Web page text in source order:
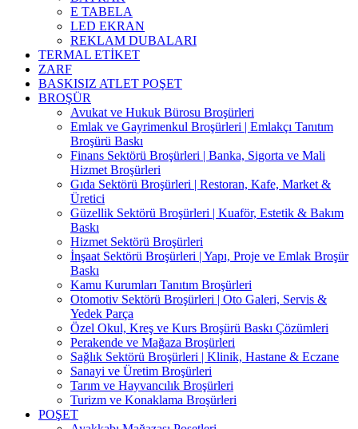
E TABELA
LED EKRAN
REKLAM DUBALARI
TERMAL ETİKET
ZARF
BASKISIZ ATLET POŞET
BROŞÜR
Avukat ve Hukuk Bürosu Broşürleri
Emlak ve Gayrimenkul Broşürleri | Emlakçı Tanıtım
Broşürü Baskı
Finans Sektörü Broşürleri | Banka, Sigorta ve Mali
Hizmet Broşürleri
Gıda Sektörü Broşürleri | Restoran, Kafe, Market &
Üretici
Güzellik Sektörü Broşürleri | Kuaför, Estetik & Bakım
Baskı
Hizmet Sektörü Broşürleri
İnşaat Sektörü Broşürleri | Yapı, Proje ve Emlak Broşür
Baskı
Kamu Kurumları Tanıtım Broşürleri
Otomotiv Sektörü Broşürleri | Oto Galeri, Servis &
Yedek Parça
Özel Okul, Kreş ve Kurs Broşürü Baskı Çözümleri
Perakende ve Mağaza Broşürleri
Sağlık Sektörü Broşürleri | Klinik, Hastane & Eczane
Sanayi ve Üretim Broşürleri
Tarım ve Hayvancılık Broşürleri
Turizm ve Konaklama Broşürleri
POŞET